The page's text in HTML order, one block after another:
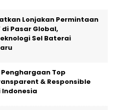
Lonjakan Permintaan
di Pasar Global,
Sel Baterai
Top
& Responsible
Indonesia